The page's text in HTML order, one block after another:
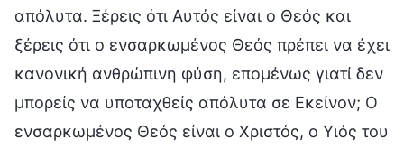
απόλυτα. Ξέρεις ότι Αυτός είναι ο Θεός και
ξέρεις ότι ο ενσαρκωμένος Θεός πρέπει να έχει
κανονική ανθρώπινη φύση, επομένως γιατί δεν
μπορείς να υποταχθείς απόλυτα σε Εκείνον; Ο
ενσαρκωμένος Θεός είναι ο Χριστός, ο Υιός του